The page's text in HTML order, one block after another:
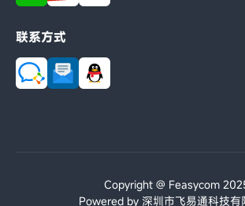
联系方式
Copyright @ Feasycom
Powered by 深圳市飞易通科技有